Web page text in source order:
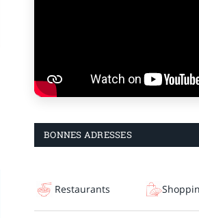
BONNES ADRESSES
Restaurants